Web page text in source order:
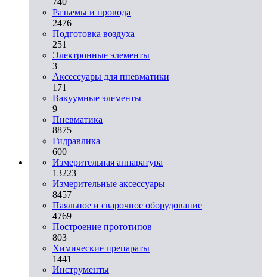
Разъемы и провода
2476
Подготовка воздуха
251
Электронные элементы
3
Аксессуары для пневматики
171
Вакуумные элементы
9
Пневматика
8875
Гидравлика
600
Измерительная аппаратура
13223
Измерительные аксессуары
8457
Паяльное и сварочное оборудование
4769
Построение прототипов
803
Химические препараты
1441
Инструменты